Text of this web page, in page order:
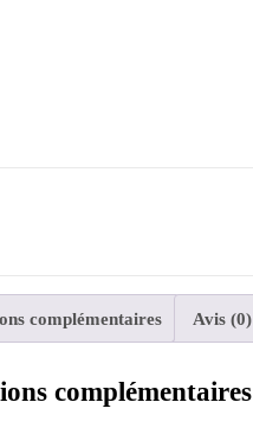
complémentaires Avis (0)
complémentaires